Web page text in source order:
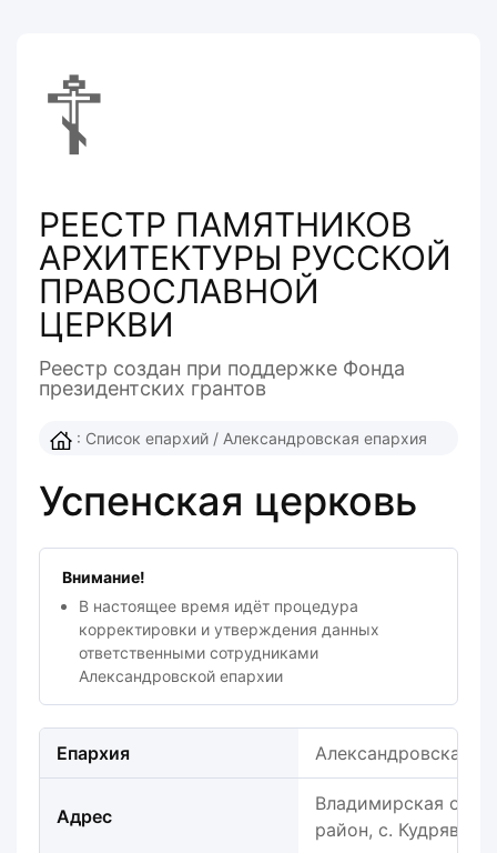
☦
РЕЕСТР ПАМЯТНИКОВ
АРХИТЕКТУРЫ РУССКОЙ
ПРАВОСЛАВНОЙ
ЦЕРКВИ
Реестр создан при поддержке Фонда
президентcких грантов
: Список епархий / Александровская епархия
Успенская церковь
Внимание!
В настоящее время идёт процедура
корректировки и утверждения данных
ответственными сотрудниками
Александровской епархии
Епархия Александровская
Адрес
Владимирская
район, с.